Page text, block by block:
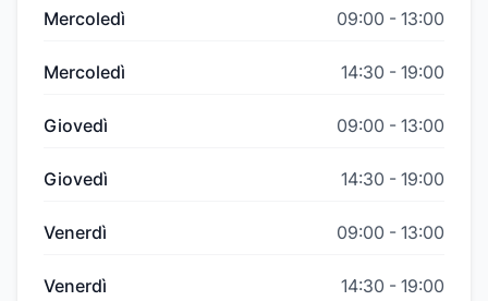
Mercoledì 09:00 - 13:00
Mercoledì 14:30 - 19:00
Giovedì 09:00 - 13:00
Giovedì 14:30 - 19:00
Venerdì 09:00 - 13:00
Venerdì 14:30 - 19:00